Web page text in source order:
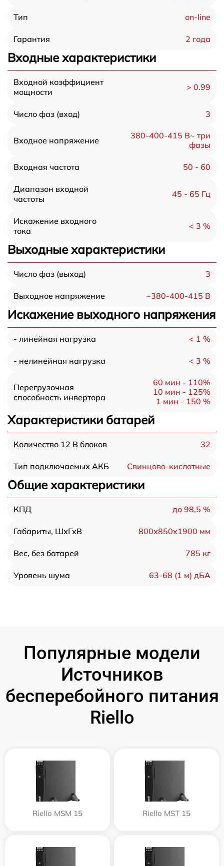
Тип on-line
Гарантия 2 года
Входные характеристики
Входной коэффициент
мощности
> 0.99
Число фаз (вход) 3
Входное напряжение
380-400-415 В~ три
фазы
Входная частота 50 - 60
Диапазон входной
частоты
45 - 65 Гц
Искажение входного
тока
< 3 %
Выходные характеристики
Число фаз (выход) 3
Выходное напряжение ~380-400-415 В
Искажение выходного напряжения
- линейная нагрузка < 1 %
- нелинейная нагрузка < 3 %
Перегрузочная
способность инвертора
60 мин - 110%
10 мин - 125%
1 мин - 150 %
Характеристики батарей
Количество 12 В блоков 32
Тип подключаемых АКБ Свинцово-кислотные
Общие характеристики
КПД до 98,5 %
Габариты, ШхГхВ 800х850х1900 мм
Вес, без батарей 785 кг
Уровень шума 63-68 (1 м) дБА
Популярные модели
Источников
бесперебойного питания
Riello
Riello MSM 15 Riello MST 15